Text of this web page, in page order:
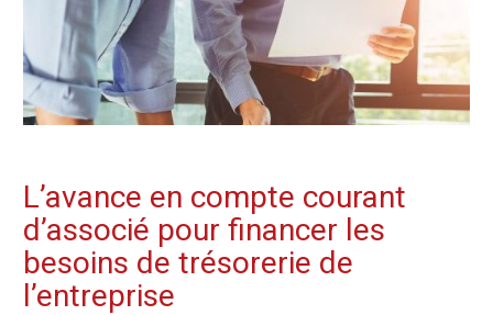
L’avance en compte courant
d’associé pour financer les
besoins de trésorerie de
l’entreprise